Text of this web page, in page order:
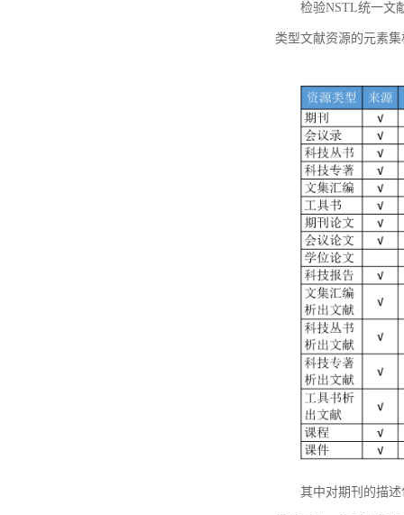
检验NSTL统一文
类型文献资源的元素
其中对期刊的描